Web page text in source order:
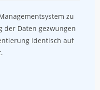
zu
der Daten gezwungen
identisch auf